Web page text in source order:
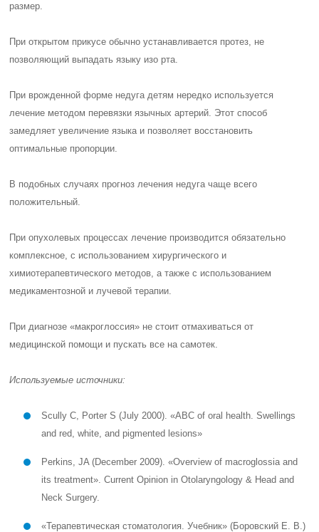
размер.
При открытом прикусе обычно устанавливается протез, не
позволяющий выпадать языку изо рта.
При врожденной форме недуга детям нередко используется
лечение методом перевязки язычных артерий. Этот способ
замедляет увеличение языка и позволяет восстановить
оптимальные пропорции.
В подобных случаях прогноз лечения недуга чаще всего
положительный.
При опухолевых процессах лечение производится обязательно
комплексное, с использованием хирургического и
химиотерапевтического методов, а также с использованием
медикаментозной и лучевой терапии.
При диагнозе «макроглоссия» не стоит отмахиваться от
медицинской помощи и пускать все на самотек.
Используемые источники:
Scully C, Porter S (July 2000). «ABC of oral health. Swellings
and red, white, and pigmented lesions»
Perkins, JA (December 2009). «Overview of macroglossia and
its treatment». Current Opinion in Otolaryngology & Head and
Neck Surgery.
«Терапевтическая стоматология. Учебник» (Боровский Е. В.)